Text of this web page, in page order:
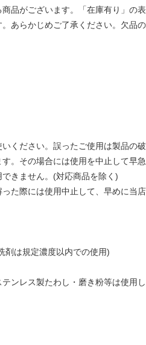
品がございます。「在庫有り」の
あらかじめご了承ください。欠品
ください。誤ったご使用は製品の
。その場合には使用を中止して早
きません。(対応商品を除く)
た際には使用中止して、早めに当店
剤は規定濃度以内での使用)
ンレス製たわし・磨き粉等は使用し